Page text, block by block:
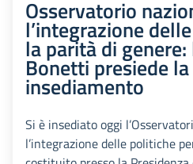
Osservatorio
l’integrazione
la parità di
Bonetti presiede
insediamento
Si è insediato oggi
l’integrazione delle politiche